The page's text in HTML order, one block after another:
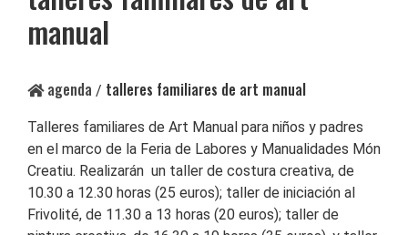
manual
agenda / talleres familiares de art manual
Talleres familiares de Art Manual para niños y padres
en el marco de la Feria de Labores y Manualidades Món
Creatiu. Realizarán un taller de costura creativa, de
10.30 a 12.30 horas (25 euros); taller de iniciación al
Frivolité, de 11.30 a 13 horas (20 euros); taller de